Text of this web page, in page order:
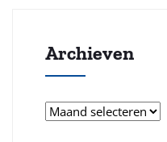
Archieven
Archieven